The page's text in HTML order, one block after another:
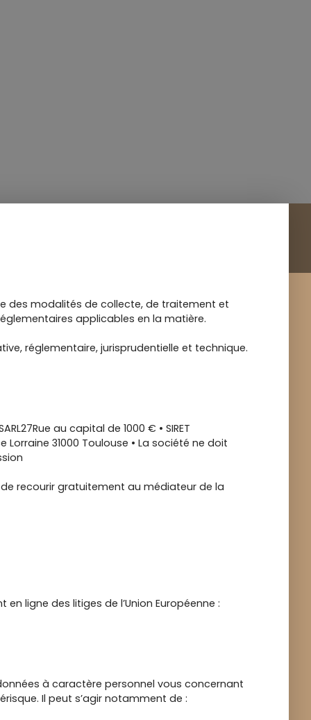
des modalités de collecte, de traitement et
applicables en la matière.
réglementaire, jurisprudentielle et technique.
au capital de 1000 € • SIRET
Lorraine 31000 Toulouse • La société ne doit
recourir gratuitement au médiateur de la
ligne des litiges de l’Union Européenne :
à caractère personnel vous concernant
Il peut s’agir notamment de :